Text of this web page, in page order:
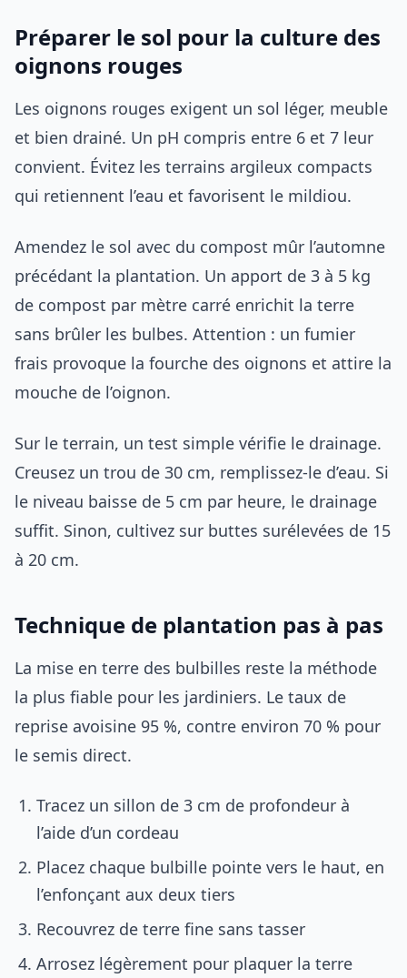
Préparer le sol pour la culture des
oignons rouges
Les oignons rouges exigent un sol léger, meuble
et bien drainé. Un pH compris entre 6 et 7 leur
convient. Évitez les terrains argileux compacts
qui retiennent l’eau et favorisent le mildiou.
Amendez le sol avec du compost mûr l’automne
précédant la plantation. Un apport de 3 à 5 kg
de compost par mètre carré enrichit la terre
sans brûler les bulbes. Attention : un fumier
frais provoque la fourche des oignons et attire la
mouche de l’oignon.
Sur le terrain, un test simple vérifie le drainage.
Creusez un trou de 30 cm, remplissez-le d’eau. Si
le niveau baisse de 5 cm par heure, le drainage
suffit. Sinon, cultivez sur buttes surélevées de 15
à 20 cm.
Technique de plantation pas à pas
La mise en terre des bulbilles reste la méthode
la plus fiable pour les jardiniers. Le taux de
reprise avoisine 95 %, contre environ 70 % pour
le semis direct.
Tracez un sillon de 3 cm de profondeur à
l’aide d’un cordeau
Placez chaque bulbille pointe vers le haut, en
l’enfonçant aux deux tiers
Recouvrez de terre fine sans tasser
Arrosez légèrement pour plaquer la terre